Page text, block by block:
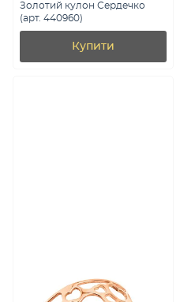
Золотий кулон Сердечко
(арт. 440960)
Купити